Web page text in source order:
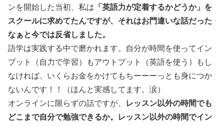
ンを開始した当初、私は 「英語力が定着するかどうか」を
スクールに求めてたんですが、それはお門違いな話だった
なぁと今では反省しました。
語学は実践する中で磨かれます。自分が時間を使ってイン
プット（自力で学習）もアウトプット（英語を使う）もし
なければ、いくらお金をかけてもちーーーっとも身につか
ないんです！！（ほんと実感してます。涙）
オンラインに限らずの話ですが、
レッスン以外の時間でも
どこまで自分で勉強できるか。レッスン以外の時間でイン